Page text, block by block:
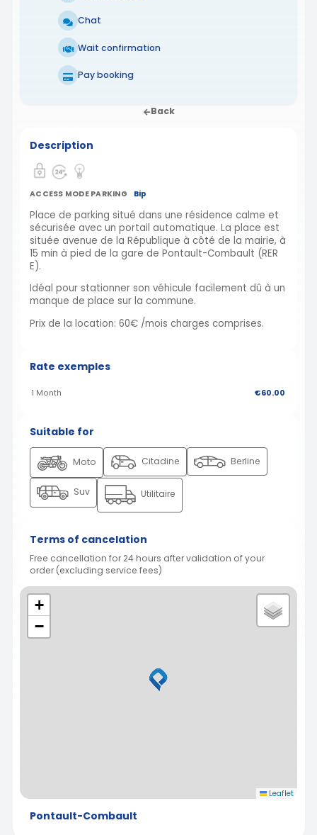
Chat
Wait confirmation
Pay booking
Back
Description
ACCESS MODE PARKING Bip
Place de parking situé dans une résidence calme et
sécurisée avec un portail automatique. La place est
située avenue de la République à côté de la mairie, à
15 min à pied de la gare de Pontault-Combault (RER
E).
Idéal pour stationner son véhicule facilement dû à un
manque de place sur la commune.
Prix de la location: 60€ /mois charges comprises.
Rate exemples
1 Month €60.00
Suitable for
Moto Citadine Berline
Suv Utilitaire
Terms of cancelation
Free cancellation for 24 hours after validation of your
order (excluding service fees)
+
−
Leaflet
Pontault-Combault